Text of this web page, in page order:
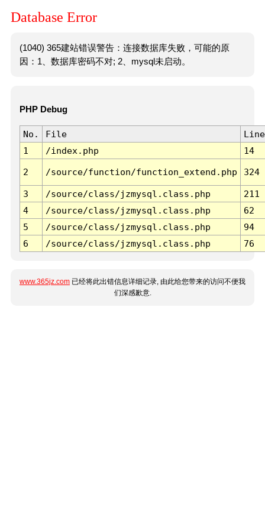
Database Error
(1040) 365建站错误警告：连接数据库失败，可能的原
因：1、数据库密码不对; 2、mysql未启动。
PHP Debug
No. File
Line
1
/index.php 14
2 /source/function/function_extend.php 324
3 /source/class/jzmysql.class.php
211
4
/source/class/jzmysql.class.php
62
5
/source/class/jzmysql.class.php
94
6
/source/class/jzmysql.class.php 76
www.365jz.com 已经将此出错信息详细记录, 由此给您带来的访问不便我
们深感歉意.